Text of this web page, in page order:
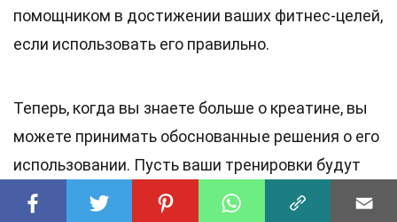
помощником в достижении ваших фитнес-целей,
если использовать его правильно.
Теперь, когда вы знаете больше о креатине, вы
можете принимать обоснованные решения о его
использовании. Пусть ваши тренировки будут
эффективными, а результаты —